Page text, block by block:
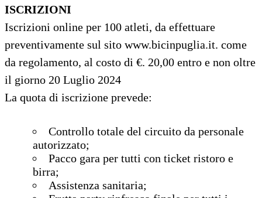
ISCRIZIONI
Iscrizioni online per 100 atleti, da effettuare
preventivamente sul sito www.bicinpuglia.it. come
da regolamento, al costo di €. 20,00 entro e non oltre
il giorno 20 Luglio 2024
La quota di iscrizione prevede:
Controllo totale del circuito da personale
autorizzato;
Pacco gara per tutti con ticket ristoro e
birra;
Assistenza sanitaria;